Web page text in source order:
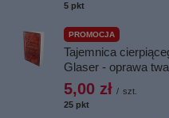
5 pkt
PROMOCJA
Tajemnica
Glaser - oprawa
5,00 zł / szt.
25 pkt